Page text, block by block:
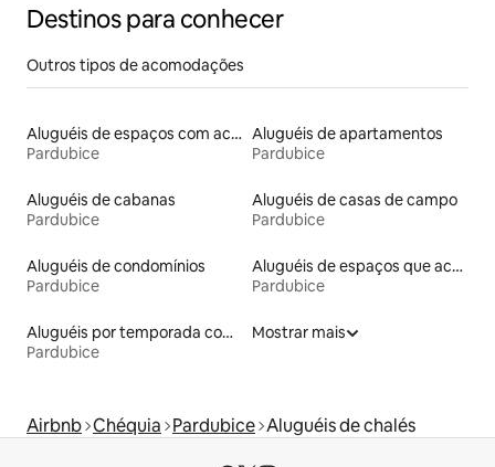
Destinos para conhecer
Outros tipos de acomodações
Aluguéis de espaços com acesso direto a pistas de esqui
Pardubice
Aluguéis de apartamentos
Pardubice
Aluguéis de cabanas
Pardubice
Aluguéis de casas de campo
Pardubice
Aluguéis de condomínios
Pardubice
Aluguéis de espaços que aceitam animais de estimação
Pardubice
Aluguéis por temporada com banheira de hidromassagem
Pardubice
Mostrar mais
Airbnb Chéquia Pardubice Aluguéis de chalés